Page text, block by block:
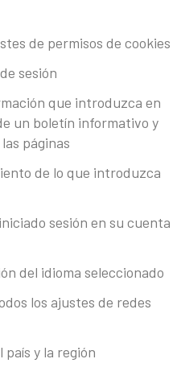
de permisos de cookies
sesión
que introduzca en
un boletín informativo y
páginas
de lo que introduzca
sesión en su cuenta
del idioma seleccionado
los ajustes de redes
y la región